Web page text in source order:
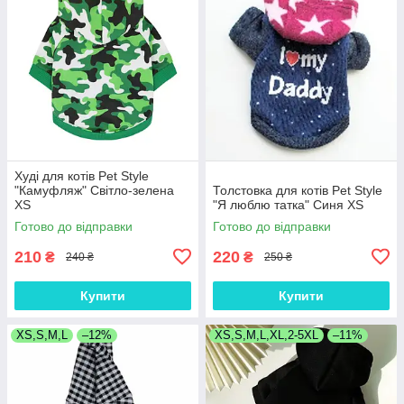
Худі для котів Pet Style
"Камуфляж" Світло-зелена
XS
Готово до відправки
210 ₴ 240 ₴
Купити
Толстовка для котів Pet Style
"Я люблю татка" Синя XS
Готово до відправки
220 ₴ 250 ₴
Купити
XS,S,M,L –12% XS,S,M,L,XL,2-5XL –11%